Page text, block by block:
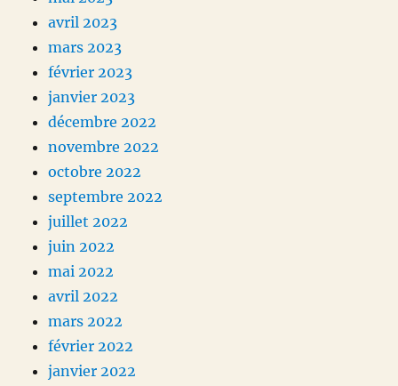
avril 2023
mars 2023
février 2023
janvier 2023
décembre 2022
novembre 2022
octobre 2022
septembre 2022
juillet 2022
juin 2022
mai 2022
avril 2022
mars 2022
février 2022
janvier 2022